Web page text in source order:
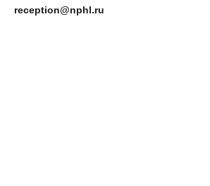
reception@nphl.ru